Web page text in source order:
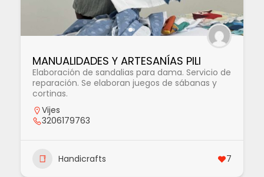
MANUALIDADES Y ARTESANÍAS PILI
Elaboración de sandalias para dama. Servicio de
reparación. Se elaboran juegos de sábanas y
cortinas.
Vijes
3206179763
Handicrafts 7